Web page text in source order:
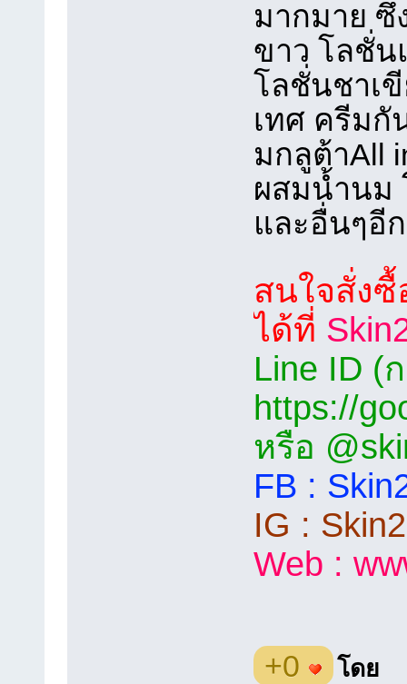
มากมาย ซึ่
ขาว โลชั่
โลชั่นชาเ
เทศ ครีมกั
มกลูต้าAll
ผสมน้ำนม
และอื่นๆอี
สนใจสั่ง
ได้ที่
Line ID (
https://
หรือ
FB :
IG :
Web :
+0 โดย